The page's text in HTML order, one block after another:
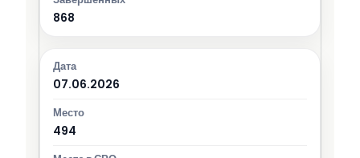
868
07.06.2026
494